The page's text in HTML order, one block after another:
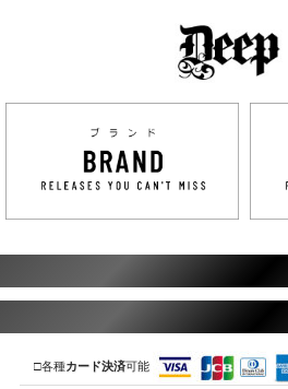
□各種カード決済可能